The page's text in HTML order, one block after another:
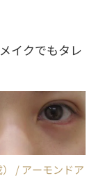
イクでもタレ
/ アーモンドア